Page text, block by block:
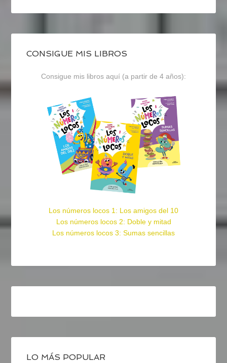
CONSIGUE MIS LIBROS
Consigue mis libros aquí (a partir de 4 años):
Los números locos 1: Los amigos del 10
Los números locos 2: Doble y mitad
Los números locos 3: Sumas sencillas
LO MÁS POPULAR